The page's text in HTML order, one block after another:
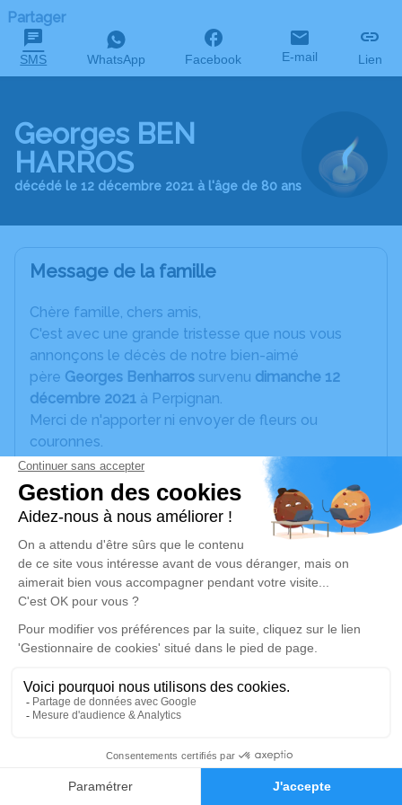
Faire-part Hommages
Partager
SMS WhatsApp Facebook E-mail Lien
Georges BEN
HARROS
décédé le 12 décembre 2021 à l'âge de 80 ans
Message de la famille
Chère famille, chers amis,
C'est avec une grande tristesse que nous vous
annonçons le décès de notre bien-aimé
père Georges Benharros survenu dimanche 12
décembre 2021 à Perpignan.
Merci de n'apporter ni envoyer de fleurs ou
couronnes.
Ses enfants, Cédric et Fanny
Un service de plantation d’arbre hommage est
disponible ici .
Je rends hommage
Inhumation
mercredi 15 décembre 2021 à 15h30
Cimetière Parisien de Bagneux
45, Avenue Marx Dormoy
92220 Bagneux